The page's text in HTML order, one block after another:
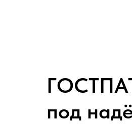
под